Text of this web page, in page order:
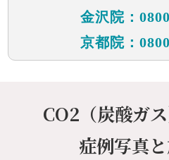
金沢院：
京都院：
CO2（炭酸ガ
症例写真